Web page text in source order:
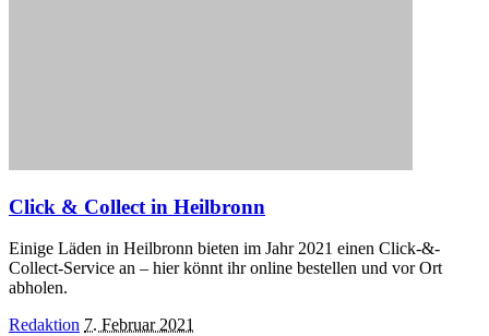
Click & Collect in Heilbronn
Einige Läden in Heilbronn bieten im Jahr 2021 einen Click-&-
Collect-Service an – hier könnt ihr online bestellen und vor Ort
abholen.
Posted
Redaktion 7. Februar 2021